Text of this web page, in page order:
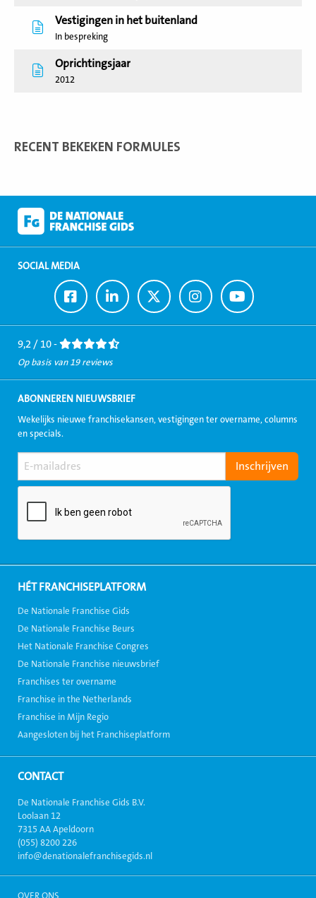
Vestigingen in het buitenland
In bespreking
Oprichtingsjaar
2012
RECENT BEKEKEN FORMULES
SOCIAL MEDIA
Ga
naar
Facebook
Ga
naar
LinkedIn
Ga
naar
Twitter
Ga
naar
Instagram
Ga
naar
Youtube
9,2 / 10 -
Op basis van 19 reviews
ABONNEREN NIEUWSBRIEF
Wekelijks nieuwe franchisekansen, vestigingen ter overname, columns
en specials.
HÉT FRANCHISEPLATFORM
De Nationale Franchise Gids
De Nationale Franchise Beurs
Het Nationale Franchise Congres
De Nationale Franchise nieuwsbrief
Franchises ter overname
Franchise in the Netherlands
Franchise in Mijn Regio
Aangesloten bij het Franchiseplatform
CONTACT
De Nationale Franchise Gids B.V.
Loolaan 12
7315 AA Apeldoorn
(055) 8200 226
info@denationalefranchisegids.nl
OVER ONS